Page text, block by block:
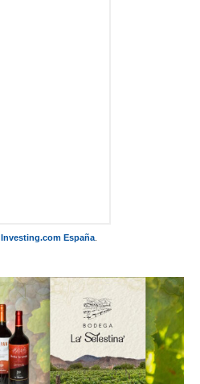
Investing.com España